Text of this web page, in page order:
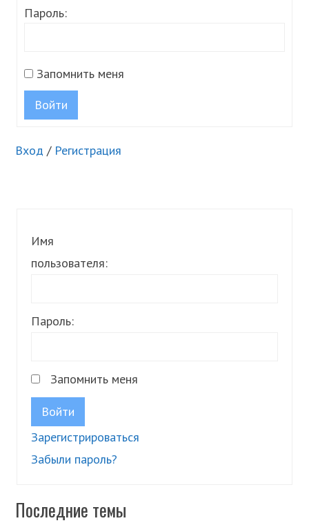
Пароль:
Запомнить меня
Войти
Вход / Регистрация
Имя
пользователя:
Пароль:
Запомнить меня
Войти
Зарегистрироваться
Забыли пароль?
Последние темы